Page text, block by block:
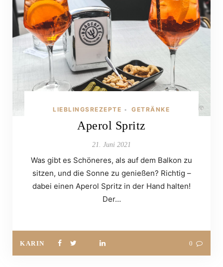
LIEBLINGSREZEPTE • GETRÄNKE
Aperol Spritz
21. Juni 2021
Was gibt es Schöneres, als auf dem Balkon zu
sitzen, und die Sonne zu genießen? Richtig –
dabei einen Aperol Spritz in der Hand halten!
Der…
KARIN 0